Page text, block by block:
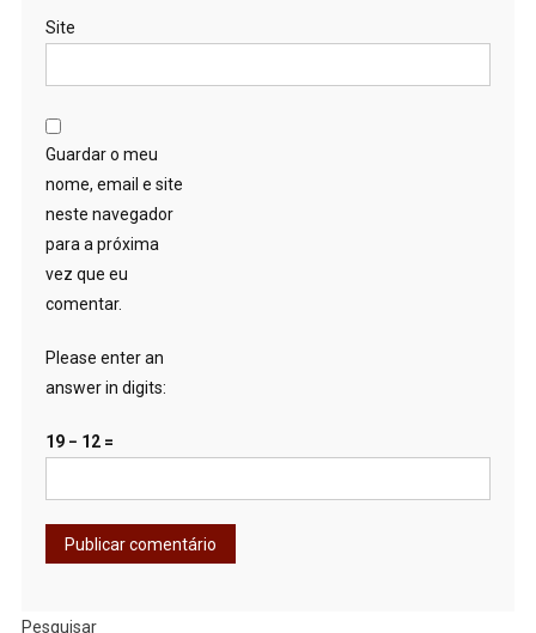
Site
Guardar o meu
nome, email e site
neste navegador
para a próxima
vez que eu
comentar.
Please enter an
answer in digits:
19 − 12 =
Pesquisar